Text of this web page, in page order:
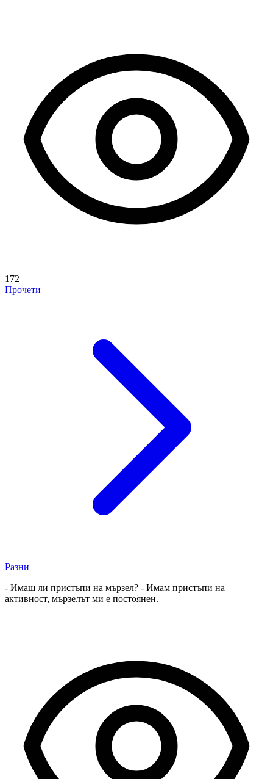
172
Прочети
Разни
- Имаш ли пристъпи на мързел? - Имам пристъпи на
активност, мързелът ми е постоянен.